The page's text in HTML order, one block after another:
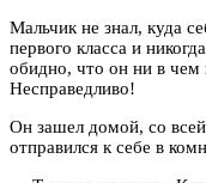
Мальчик не знал, куда
первого класса и
обидно, что он ни в чем
Несправедливо!
Он зашел домой, со
отправился к себе в